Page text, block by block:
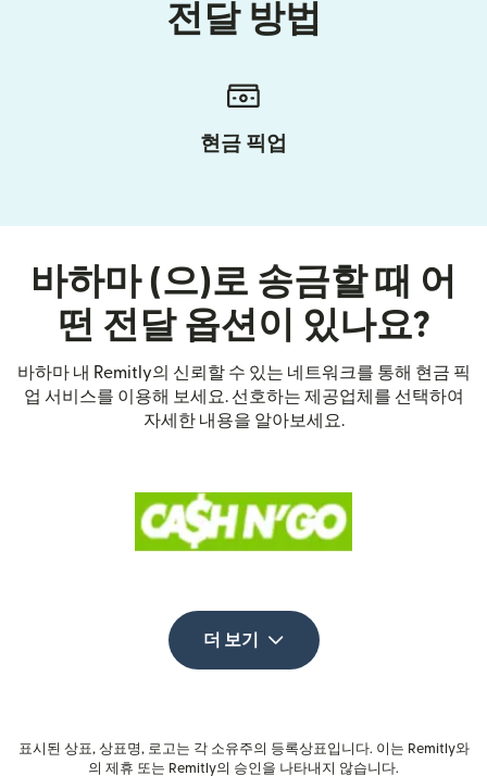
전달 방법
현금 픽업
바하마 (으)로 송금할 때 어
떤 전달 옵션이 있나요?
바하마 내 Remitly의 신뢰할 수 있는 네트워크를 통해 현금 픽
업 서비스를 이용해 보세요. 선호하는 제공업체를 선택하여
자세한 내용을 알아보세요.
더 보기
표시된 상표, 상표명, 로고는 각 소유주의 등록상표입니다. 이는 Remitly와
의 제휴 또는 Remitly의 승인을 나타내지 않습니다.